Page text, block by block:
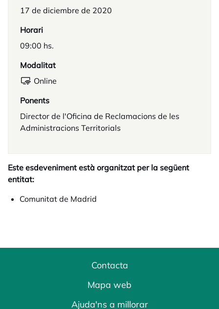
17 de diciembre de 2020
Horari
09:00 hs.
Modalitat
Online
Ponents
Director de l'Oficina de Reclamacions de les
Administracions Territorials
Este esdeveniment està organitzat per la següent
entitat:
Comunitat de Madrid
Contacta
Mapa web
Ajuda'ns a millorar